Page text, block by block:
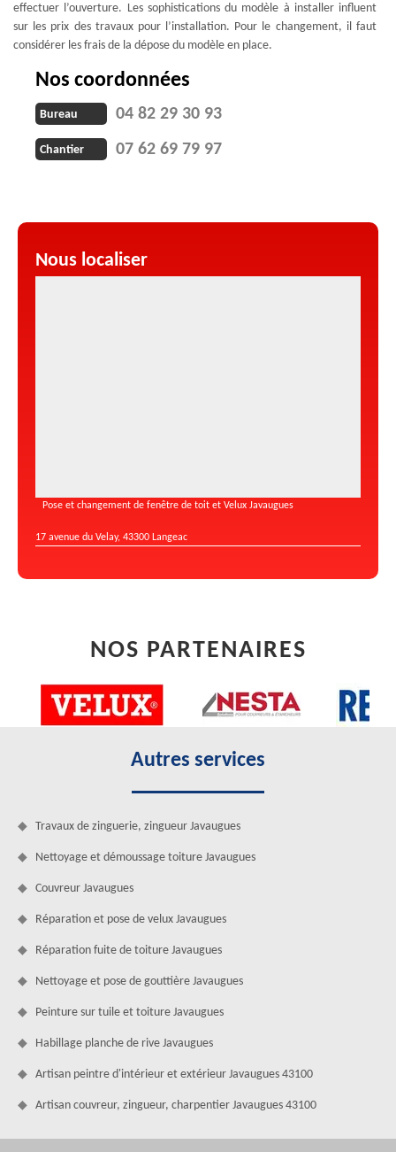
effectuer l’ouverture. Les sophistications du modèle à installer influent
sur les prix des travaux pour l’installation. Pour le changement, il faut
considérer les frais de la dépose du modèle en place.
Nos coordonnées
Bureau 04 82 29 30 93
Chantier 07 62 69 79 97
Nous localiser
Pose et changement de fenêtre de toit et Velux Javaugues
17 avenue du Velay, 43300 Langeac
NOS PARTENAIRES
Autres services
Travaux de zinguerie, zingueur Javaugues
Nettoyage et démoussage toiture Javaugues
Couvreur Javaugues
Réparation et pose de velux Javaugues
Réparation fuite de toiture Javaugues
Nettoyage et pose de gouttière Javaugues
Peinture sur tuile et toiture Javaugues
Habillage planche de rive Javaugues
Artisan peintre d'intérieur et extérieur Javaugues 43100
Artisan couvreur, zingueur, charpentier Javaugues 43100